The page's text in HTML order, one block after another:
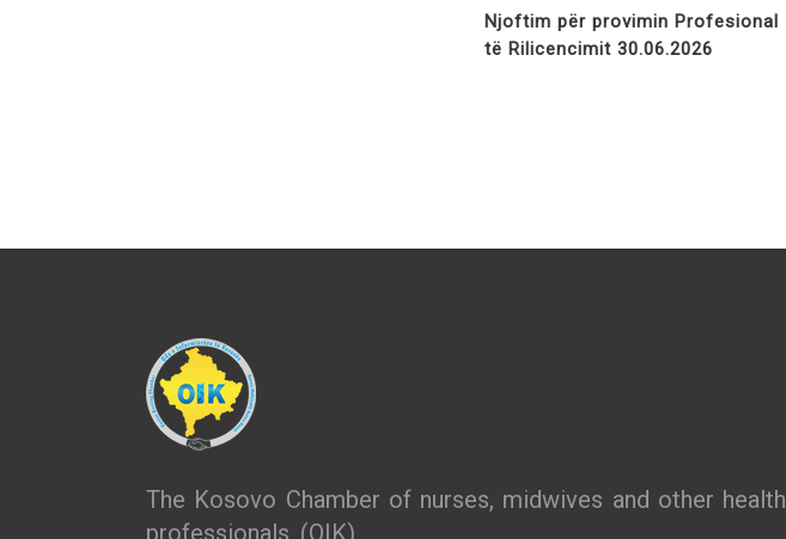
Njoftim për provimin Profesional
të Rilicencimit 30.06.2026
The Kosovo Chamber of nurses, midwives and other health
professionals. (OIK)